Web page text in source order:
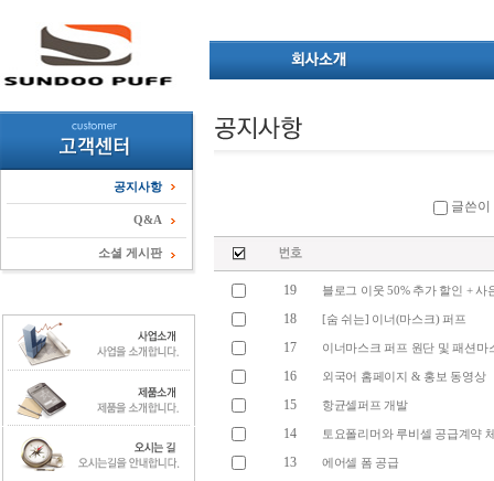
공지사항
Q&A
소셜 게시판
글쓴이
19 블로그 이웃 50% 추가 할인 + 사
18 [숨 쉬는] 이너(마스크) 퍼프
17 이너마스크 퍼프 원단 및 패션마
16 외국어 홈페이지 & 홍보 동영상
15 항균셀퍼프 개발
14 토요폴리머와 루비셀 공급계약
13 에어셀 폼 공급